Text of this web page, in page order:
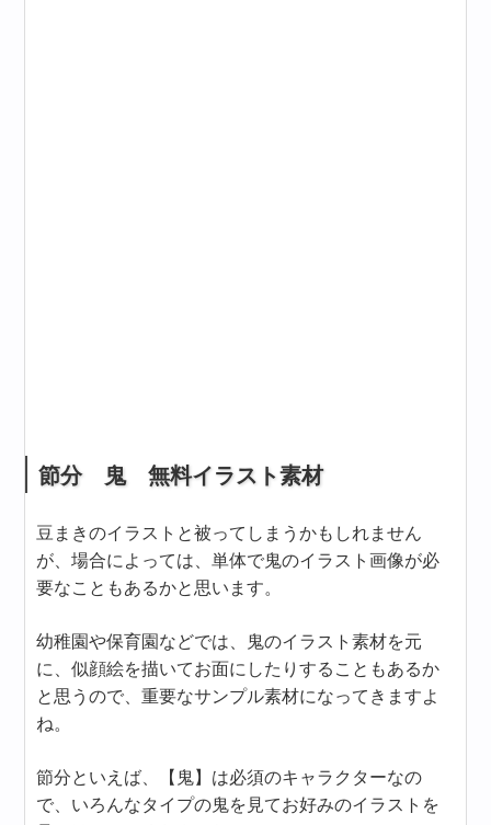
節分 鬼 無料イラスト素材
豆まきのイラストと被ってしまうかもしれません
が、場合によっては、単体で鬼のイラスト画像が必
要なこともあるかと思います。
幼稚園や保育園などでは、鬼のイラスト素材を元
に、似顔絵を描いてお面にしたりすることもあるか
と思うので、重要なサンプル素材になってきますよ
ね。
節分といえば、【鬼】は必須のキャラクターなの
で、いろんなタイプの鬼を見てお好みのイラストを